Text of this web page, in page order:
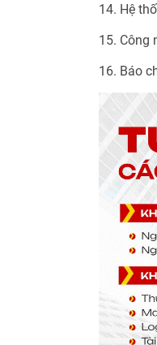
14. Hệ
15. Công
16. Báo